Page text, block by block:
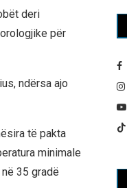
deri
për
ndërsa ajo
të pakta
minimale
35 gradë